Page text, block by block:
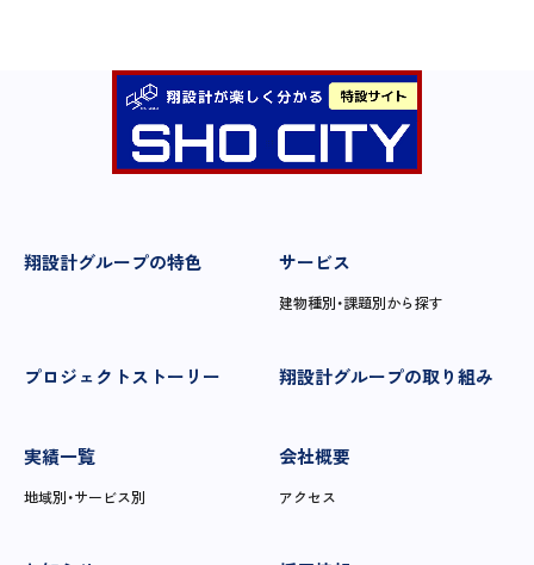
翔設計グループの特色 サービス
建物種別・課題別から探す
プロジェクトストーリー 翔設計グループの取り組み
実績一覧
地域別・サービス別
会社概要
アクセス